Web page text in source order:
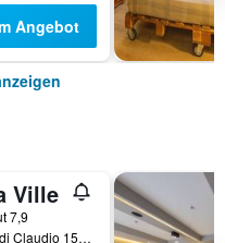
Angebot
Ville
7,9
Via Monteverdi Claudio 15, Catania, Sizilien, Italien